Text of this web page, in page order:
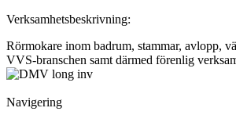
Verksamhetsbeskrivning:
Rörmokare inom badrum, stammar, avlopp,
VVS-branschen samt därmed förenlig
Navigering